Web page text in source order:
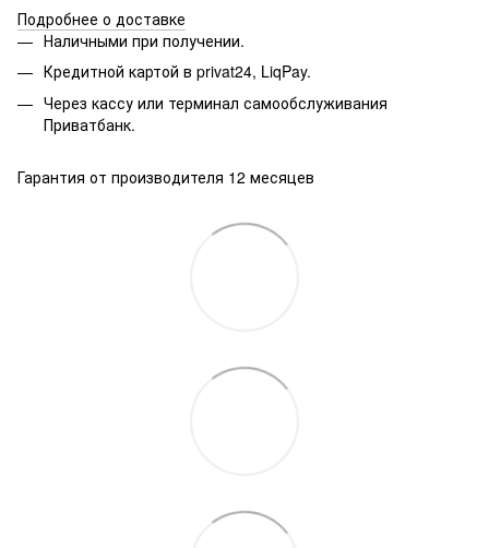
Подробнее о доставке
Наличными при получении.
Кредитной картой в privat24, LiqPay.
Через кассу или терминал самообслуживания
Приватбанк.
Гарантия от производителя 12 месяцев